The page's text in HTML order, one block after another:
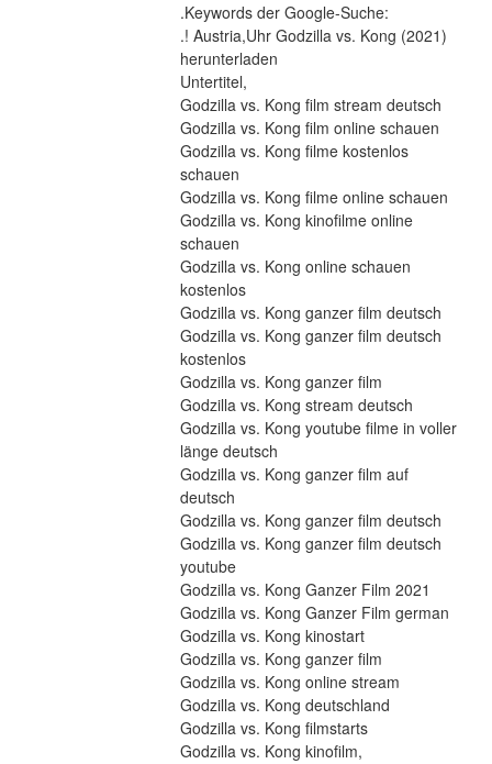
.Keywords der Google-Suche:
.! Austria,Uhr Godzilla vs. Kong (2021)
herunterladen
Untertitel,
Godzilla vs. Kong film stream deutsch
Godzilla vs. Kong film online schauen
Godzilla vs. Kong filme kostenlos
schauen
Godzilla vs. Kong filme online schauen
Godzilla vs. Kong kinofilme online
schauen
Godzilla vs. Kong online schauen
kostenlos
Godzilla vs. Kong ganzer film deutsch
Godzilla vs. Kong ganzer film deutsch
kostenlos
Godzilla vs. Kong ganzer film
Godzilla vs. Kong stream deutsch
Godzilla vs. Kong youtube filme in voller
länge deutsch
Godzilla vs. Kong ganzer film auf
deutsch
Godzilla vs. Kong ganzer film deutsch
Godzilla vs. Kong ganzer film deutsch
youtube
Godzilla vs. Kong Ganzer Film 2021
Godzilla vs. Kong Ganzer Film german
Godzilla vs. Kong kinostart
Godzilla vs. Kong ganzer film
Godzilla vs. Kong online stream
Godzilla vs. Kong deutschland
Godzilla vs. Kong filmstarts
Godzilla vs. Kong kinofilm,